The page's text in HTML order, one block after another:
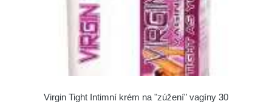
Virgin Tight Intimní krém na "zúžení" vagíny 30